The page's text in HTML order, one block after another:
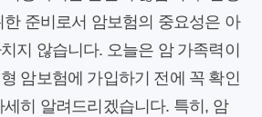
준비로서 암보험의 중요성은 아
지 않습니다. 오늘은 암 가족력이
암보험에 가입하기 전에 꼭 확인
히 알려드리겠습니다. 특히, 암